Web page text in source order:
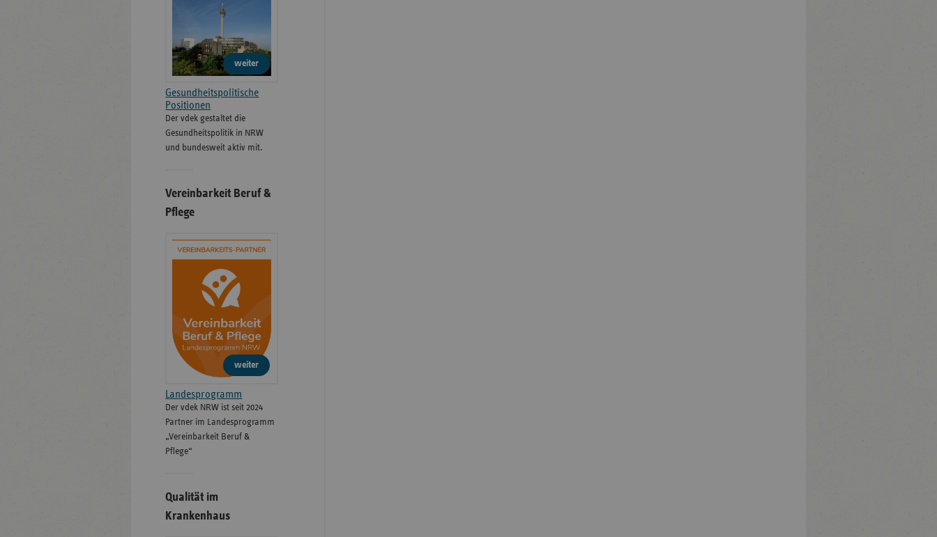
weiter
Gesundheitspolitische
Positionen
Der vdek gestaltet die
Gesundheitspolitik in NRW
und bundesweit aktiv mit.
Vereinbarkeit Beruf &
Pflege
weiter
Landesprogramm
Der vdek NRW ist seit 2024
Partner im Landesprogramm
„Vereinbarkeit Beruf &
Pflege“
Qualität im
Krankenhaus